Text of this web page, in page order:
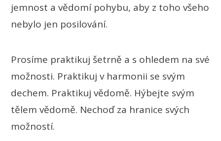
jemnost a vědomí pohybu, aby z toho všeho
nebylo jen posilování.
Prosíme praktikuj šetrně a s ohledem na své
možnosti. Praktikuj v harmonii se svým
dechem. Praktikuj vědomě. Hýbejte svým
tělem vědomě. Nechoď za hranice svých
možností.